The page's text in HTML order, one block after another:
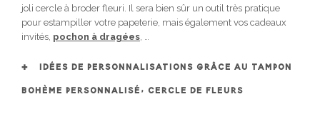
joli cercle à broder fleuri. Il sera bien sûr un outil très pratique
pour estampiller votre papeterie, mais également vos cadeaux
invités, pochon à dragées
IDÉES DE PERSONNALISATIONS GRÂCE AU TAMPON
BOHÈME PERSONNALISÉ, CERCLE DE FLEURS